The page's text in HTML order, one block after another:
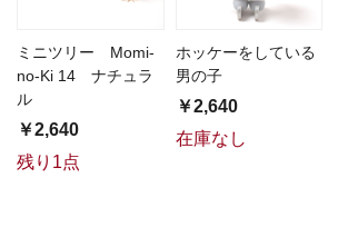
ミニツリー Momi-
no-Ki 14 ナチュラ
ル
￥2,640
残り1点
ホッケーをしている
男の子
￥2,640
在庫なし